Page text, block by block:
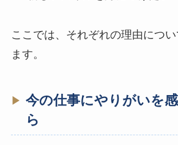
ここでは、それぞれの理由につ
ます。
今の仕事にやりがいを
ら